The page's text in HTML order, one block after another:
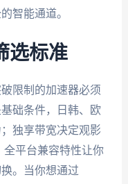
智能通道。
选标准
限制的加速器必须
础条件，日韩、欧
独享带宽决定观影
全平台兼容特性让你
。当你想通过